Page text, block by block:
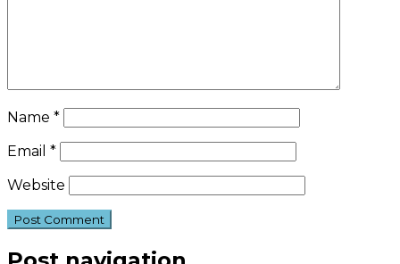
Name *
Email *
Website